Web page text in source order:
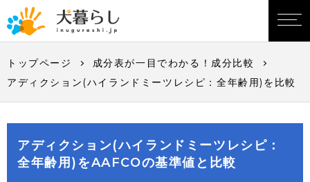
トップページ
成分表が一目でわかる！成分比較
アディクション(ハイランドミーツレシピ：全年齢用)を比較
アディクション(ハイランドミーツレシピ：
全年齢用)をAAFCOの基準値と比較